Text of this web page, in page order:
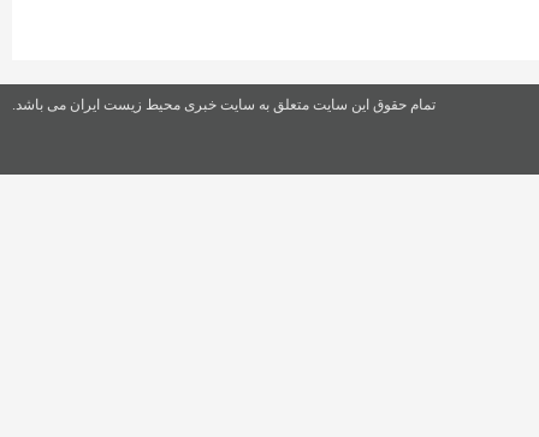
تمام حقوق این سایت متعلق به سایت خبری محیط زیست ایران می باشد.